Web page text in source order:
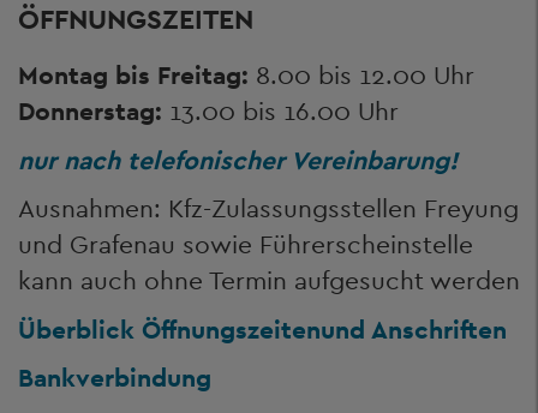
ÖFFNUNGSZEITEN
Montag bis Freitag: 8.00 bis 12.00 Uhr
Donnerstag: 13.00 bis 16.00 Uhr
nur nach telefonischer Vereinbarung!
Ausnahmen: Kfz-Zulassungsstellen Freyung
und Grafenau sowie Führerscheinstelle
kann auch ohne Termin aufgesucht werden
Überblick Öffnungszeitenund Anschriften
Bankverbindung